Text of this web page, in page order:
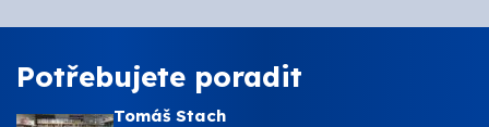
Potřebujete poradit
Tomáš Stach